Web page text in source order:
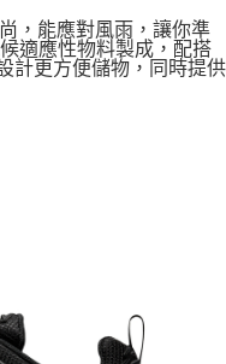
，能應對風雨，讓你準
適應性物料製成，配搭
計更方便儲物，同時提供